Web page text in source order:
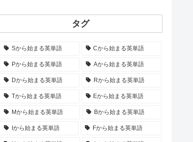
タグ
Sから始まる英単語 Cから始まる英単語
Pから始まる英単語 Aから始まる英単語
Dから始まる英単語 Rから始まる英単語
Tから始まる英単語 Eから始まる英単語
Mから始まる英単語 Bから始まる英単語
Iから始まる英単語 Fから始まる英単語